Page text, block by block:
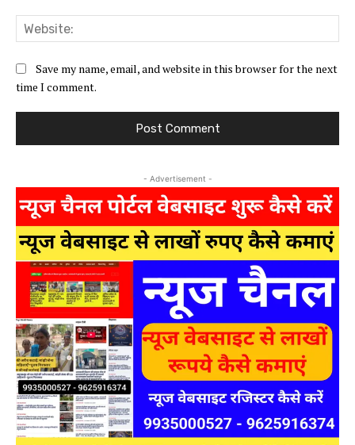
Save my name, email, and website in this browser for the next
time I comment.
- Advertisement -